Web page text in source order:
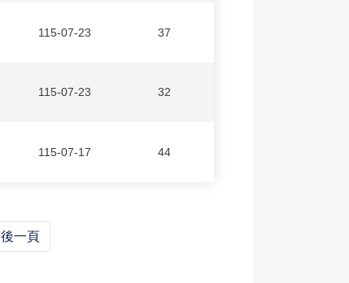
115-07-23 37
115-07-23 32
115-07-17 44
一頁